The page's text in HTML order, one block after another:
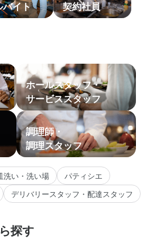
バイト 契約社員
ホールスタッフ・
サービススタッフ
調理師・
調理スタッフ
洗い・洗い場
パティシエ
デリバリースタッフ・配達スタッフ
探す